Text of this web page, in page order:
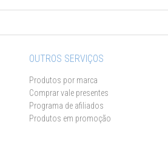
OUTROS SERVIÇOS
Produtos por marca
Comprar vale presentes
Programa de afiliados
Produtos em promoção